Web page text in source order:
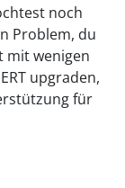
noch
Problem, du
mit wenigen
upgraden,
für